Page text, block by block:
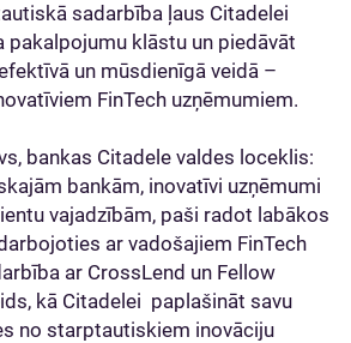
sadarbība ļaus Citadelei
pakalpojumu klāstu un piedāvāt
un mūsdienīgā veidā –
FinTech uzņēmumiem.
bankas Citadele valdes loceklis:
bankām, inovatīvi uzņēmumi
vajadzībām, paši radot labākos
ar vadošajiem FinTech
ar CrossLend un Fellow
kā Citadelei paplašināt savu
no starptautiskiem inovāciju